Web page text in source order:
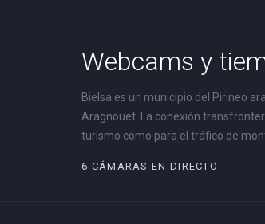
Webcams y
Bielsa es un municipio del Pirineo
Aragnouet. La conexión
turismo como para el tráfico de
6 CÁMARAS EN DIRECTO